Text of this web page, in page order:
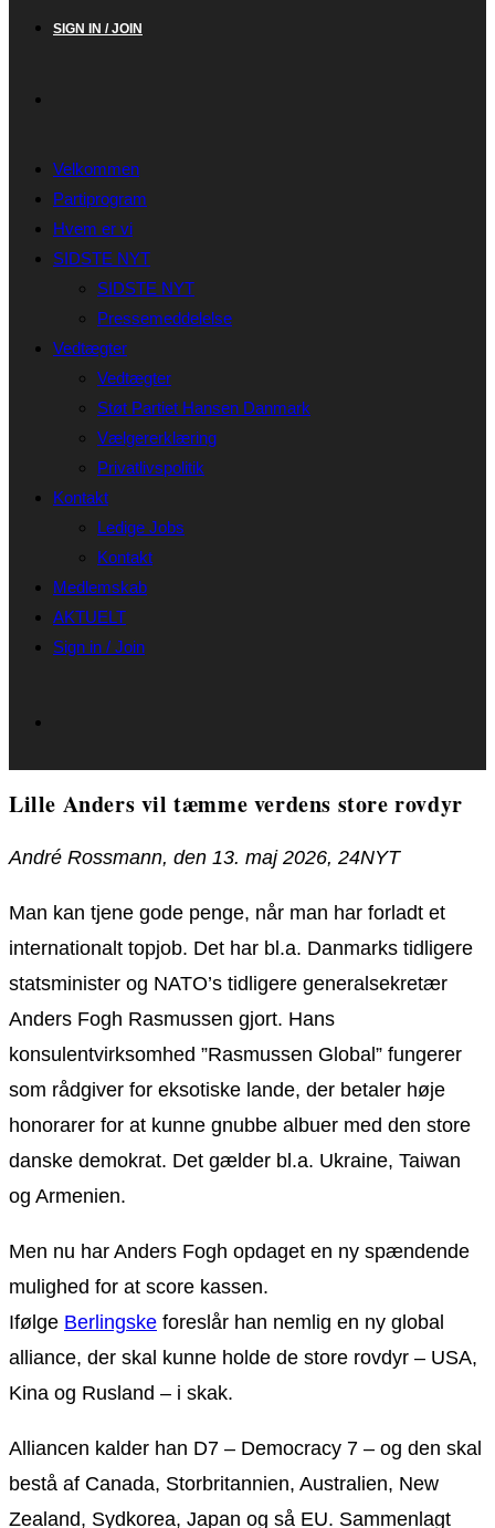
SIGN IN / JOIN
Velkommen
Partiprogram
Hvem er vi
SIDSTE NYT
SIDSTE NYT
Pressemeddelelse
Vedtægter
Vedtægter
Støt Partiet Hansen Danmark
Vælgererklæring
Privatlivspolitik
Kontakt
Ledige Jobs
Kontakt
Medlemskab
AKTUELT
Sign in / Join
Lille Anders vil tæmme verdens store rovdyr
André Rossmann, den 13. maj 2026, 24NYT
Man kan tjene gode penge, når man har forladt et
internationalt topjob. Det har bl.a. Danmarks tidligere
statsminister og NATO’s tidligere generalsekretær
Anders Fogh Rasmussen gjort. Hans
konsulentvirksomhed ”Rasmussen Global” fungerer
som rådgiver for eksotiske lande, der betaler høje
honorarer for at kunne gnubbe albuer med den store
danske demokrat. Det gælder bl.a. Ukraine, Taiwan
og Armenien.
Men nu har Anders Fogh opdaget en ny spændende
mulighed for at score kassen.
Ifølge Berlingske foreslår han nemlig en ny global
alliance, der skal kunne holde de store rovdyr – USA,
Kina og Rusland – i skak.
Alliancen kalder han D7 – Democracy 7 – og den skal
bestå af Canada, Storbritannien, Australien, New
Zealand, Sydkorea, Japan og så EU. Sammenlagt